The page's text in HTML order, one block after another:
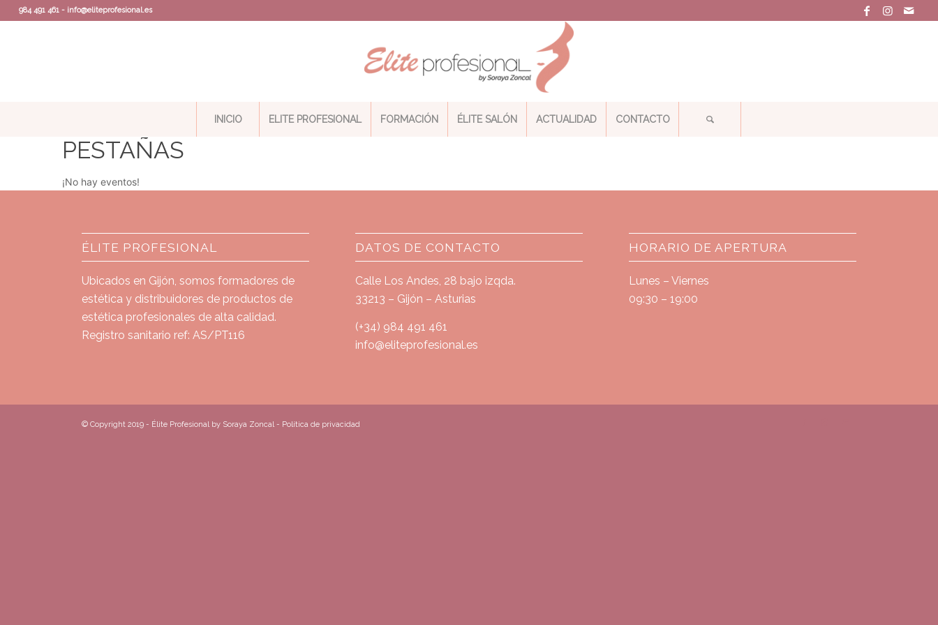
984 491 461 - info@eliteprofesional.es
INICIO ELITE PROFESIONAL FORMACIÓN ÉLITE SALÓN ACTUALIDAD CONTACTO
PESTAÑAS
¡No hay eventos!
ÉLITE PROFESIONAL
Ubicados en Gijón, somos formadores de
estética y distribuidores de productos de
estética profesionales de alta calidad.
Registro sanitario ref: AS/PT116
DATOS DE CONTACTO
Calle Los Andes, 28 bajo izqda.
33213 – Gijón – Asturias
(+34) 984 491 461
info@eliteprofesional.es
HORARIO DE APERTURA
Lunes – Viernes
09:30 – 19:00
© Copyright 2019 - Élite Profesional by Soraya Zoncal - Política de privacidad